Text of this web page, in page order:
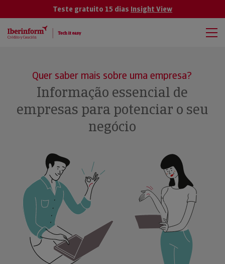
Teste gratuito 15 dias Insight View
Quer saber mais sobre uma empresa?
Informação essencial de
empresas para potenciar o seu
negócio